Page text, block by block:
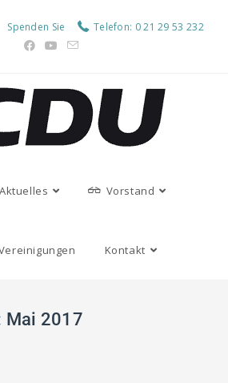
Spenden Sie Telefon: 0 21 29 53 232
Aktuelles Vorstand
Kontakt
Mai 2017